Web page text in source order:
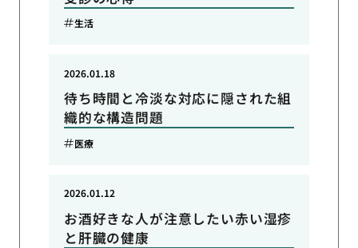
生活
待ち時間と冷淡な対応に隠された組
織的な構造問題
2026.01.18
医療
お酒好きな人が注意したい赤い湿疹
と肝臓の健康
2026.01.12